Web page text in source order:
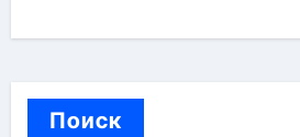
Поиск